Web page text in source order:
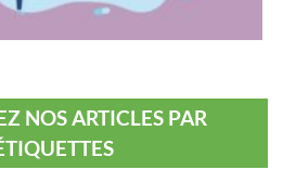
NOS ARTICLES PAR